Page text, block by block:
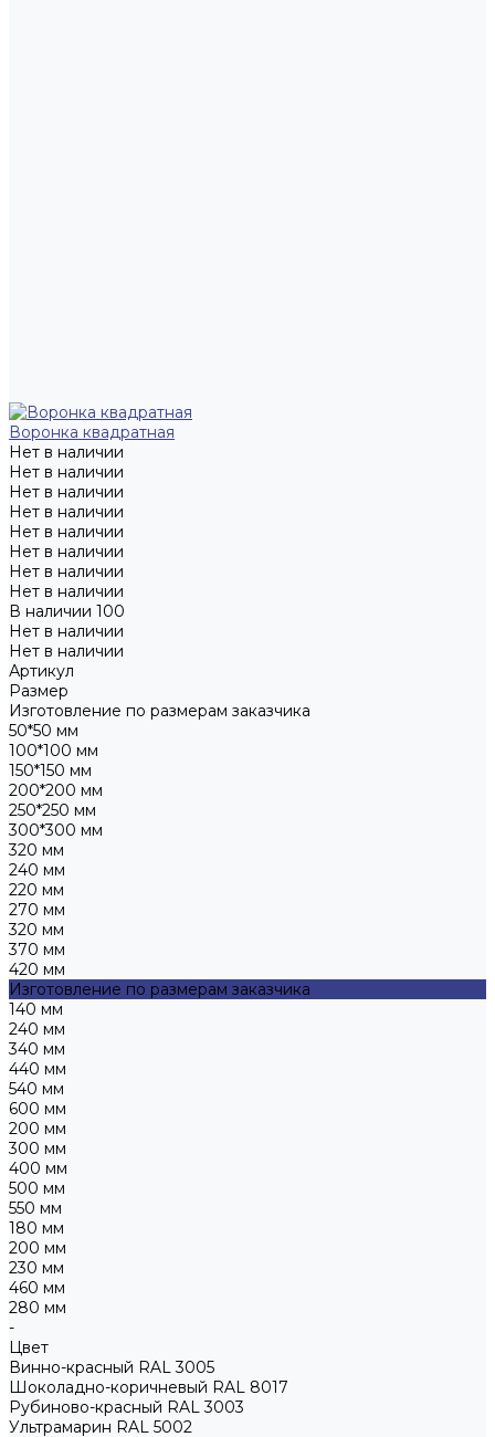
Воронка квадратная
Нет в наличии
Нет в наличии
Нет в наличии
Нет в наличии
Нет в наличии
Нет в наличии
Нет в наличии
Нет в наличии
В наличии 100
Нет в наличии
Нет в наличии
Артикул
Размер
Изготовление по размерам заказчика
50*50 мм
100*100 мм
150*150 мм
200*200 мм
250*250 мм
300*300 мм
320 мм
240 мм
220 мм
270 мм
320 мм
370 мм
420 мм
Изготовление по размерам заказчика
140 мм
240 мм
340 мм
440 мм
540 мм
600 мм
200 мм
300 мм
400 мм
500 мм
550 мм
180 мм
200 мм
230 мм
460 мм
280 мм
-
Цвет
Винно-красный RAL 3005
Шоколадно-коричневый RAL 8017
Рубиново-красный RAL 3003
Ультрамарин RAL 5002